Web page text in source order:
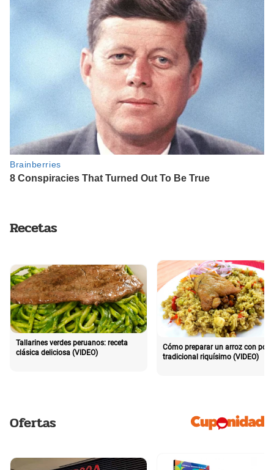
Recetas
Tallarines verdes peruanos: receta
clásica deliciosa (VIDEO)
Cómo preparar un arroz con pollo
tradicional riquísimo (VIDEO)
Ofertas